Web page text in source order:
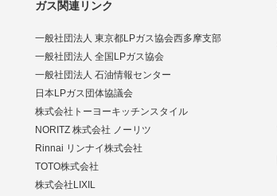
ガス関連リンク
一般社団法人 東京都LPガス協会西多摩支部
一般社団法人 全国LPガス協会
一般社団法人 石油情報センター
日本LPガス団体協議会
株式会社トーヨーキッチンスタイル
NORITZ 株式会社 ノーリツ
Rinnai リンナイ株式会社
TOTO株式会社
株式会社LIXIL